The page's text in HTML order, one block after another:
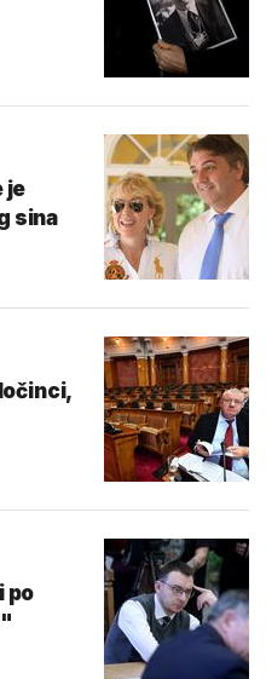
je
sina
po